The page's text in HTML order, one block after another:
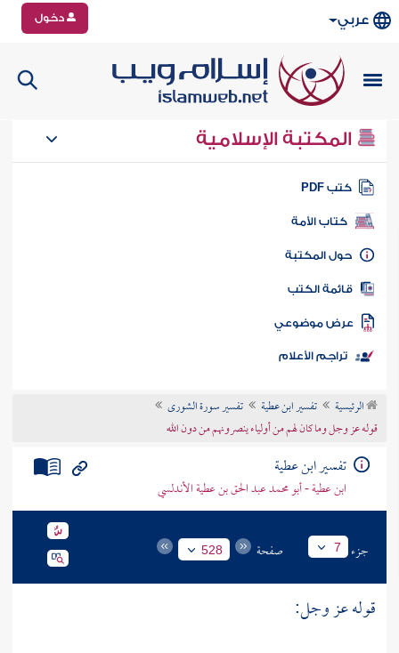
عربي دخول
المكتبة الإسلامية
كتب PDF
كتاب الأمة
المكتبة
الكتب
موضوعي
تراجم الأعلام
الرئيسية تفسير ابن عطية
تفسير سورة الشورى
قوله عز وجل وما كان لهم من أولياء ينصرونهم من دون الله
تفسير ابن عطية
ابن عطية - أبو محمد عبد الحق بن عطية الأندلسي
جزء 7 صفحة 528
قوله عز وجل: